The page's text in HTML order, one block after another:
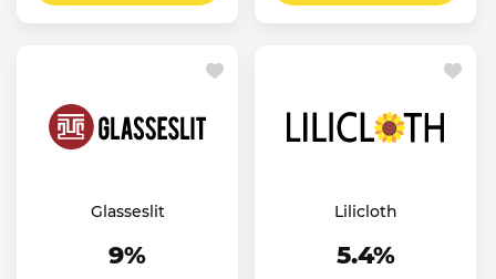
Glasseslit
9%
Lilicloth
5.4%